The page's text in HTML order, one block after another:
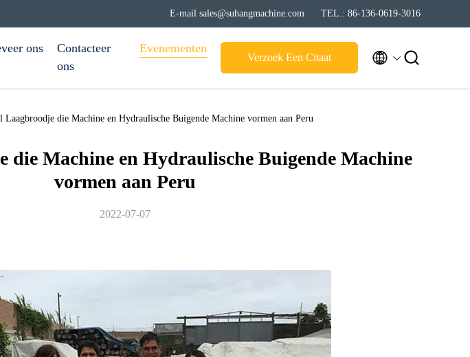
E-mail sales@suhangmachine.com TEL.: 86-136-0619-3016
ons
Contacteer
ons
Evenementen
Verzoek Een Citaat  
die Machine en Hydraulische Buigende Machine vormen aan Peru
die Machine en Hydraulische Buigende Machine
vormen aan Peru
2022-07-07